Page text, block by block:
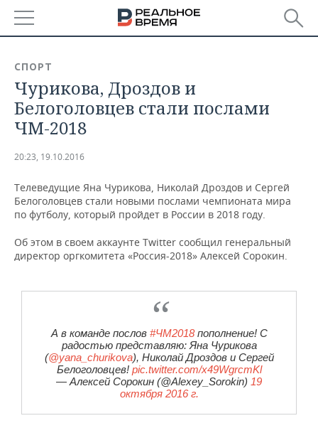
БАШКОРТОСТАН
ТАТАРСТАН
НОВОСТИ
АНАЛИТИКА
ДЕКЛАРАЦИИ О ДОХОДАХ
КОРОЛИ ГОСЗАКАЗА ПФО
ВУЗЫ ТАТАРСТАНА
ТОРГОВЫЕ ЦЕНТРЫ
НОВОСТИ ЭКОНОМИКИ
ФИНАНСЫ
БАНКИ
ПРОМЫШЛЕННОСТЬ
НОВОСТИ
ПРОМЫШЛЕННОСТИ
АГРОПРОМ
МАШИНОСТРОЕНИЕ
НЕФТЬ
НЕДВИЖИМОСТЬ
НОВОСТИ НЕДВИЖИМОСТИ
АВТО
РОЗНИЧНАЯ ТОРГОВЛЯ
ТРАНСПОРТ
УСЛУГИ
НОВОСТИ ТЕХНОЛОГИЙ
МЕДИА
МЕРОПРИЯТИЯ
НОВОСТИ МЕРОПРИЯТИЙ
ВЫЕЗДНАЯ РЕДАКЦИЯ
НОВОСТИ СПОРТА
ОБЩЕСТВО
СПОРТ
Чурикова, Дроздов и
Белоголовцев стали послами
ЧМ-2018
20:23, 19.10.2016
Телеведущие Яна Чурикова, Николай Дроздов и Сергей
Белоголовцев стали новыми послами чемпионата мира
по футболу, который пройдет в России в 2018 году.
Об этом в своем аккаунте Twitter сообщил генеральный
директор оргкомитета «Россия-2018» Алексей Сорокин.
А в команде послов #ЧМ2018пополнение! С
радостью представляю: Яна Чурикова
(@yana_churikova), Николай Дроздов и Сергей
Белоголовцев! pic.twitter.com/x49WgrcmKl
— Алексей Сорокин (@Alexey_Sorokin) 19
октября 2016 г.